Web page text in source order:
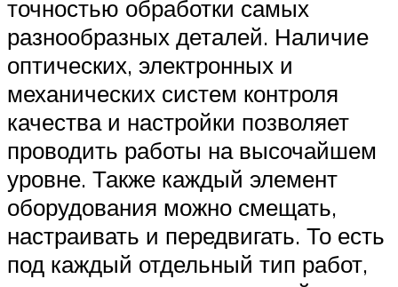
точностью обработки самых
разнообразных деталей. Наличие
оптических, электронных и
механических систем контроля
качества и настройки позволяет
проводить работы на высочайшем
уровне. Также каждый элемент
оборудования можно смещать,
настраивать и передвигать. То есть
под каждый отдельный тип работ,